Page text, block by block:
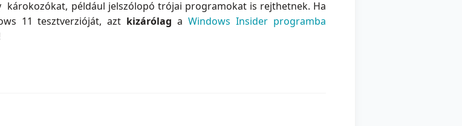
például jelszólopó trójai programokat is rejthetnek. Ha
11 tesztverzióját, azt kizárólag aWindows Insider programba